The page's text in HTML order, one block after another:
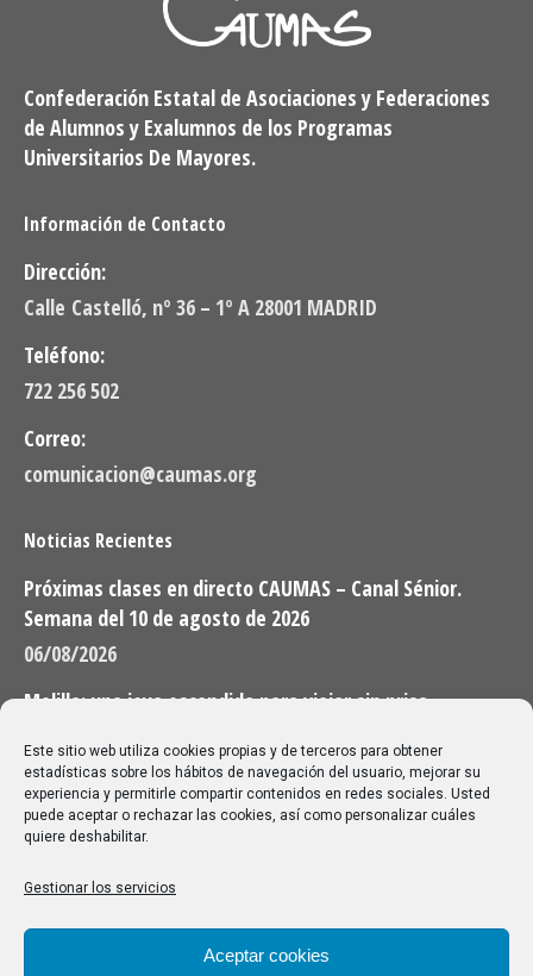
Este sitio web utiliza cookies propias y de terceros para obtener
estadísticas sobre los hábitos de navegación del usuario, mejorar su
experiencia y permitirle compartir contenidos en redes sociales. Usted
puede aceptar o rechazar las cookies, así como personalizar cuáles
quiere deshabilitar.
Gestionar los servicios
Aceptar cookies
Confederación Estatal de Asociaciones y Federaciones
de Alumnos y Exalumnos de los Programas
Universitarios De Mayores.
Información de Contacto
Dirección:
Calle Castelló, nº 36 – 1º A 28001 MADRID
Teléfono:
722 256 502
Correo:
comunicacion@caumas.org
Noticias Recientes
Próximas clases en directo CAUMAS – Canal Sénior.
Semana del 10 de agosto de 2026
06/08/2026
Melilla: una joya escondida para viajar sin prisa
28/07/2026
Buscar
Buscar:
Aviso Legal|Política de privacidad|Política de cookies